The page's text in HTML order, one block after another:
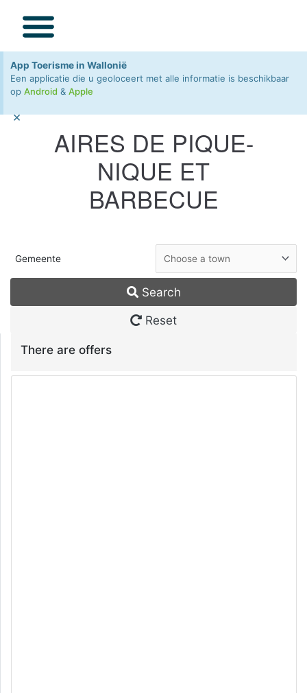
App Toerisme in Wallonië
Een applicatie die u geoloceert met alle informatie is beschikbaar
op Android & Apple
×
AIRES DE PIQUE-
NIQUE ET
BARBECUE
Gemeente
Search
Reset
There are offers